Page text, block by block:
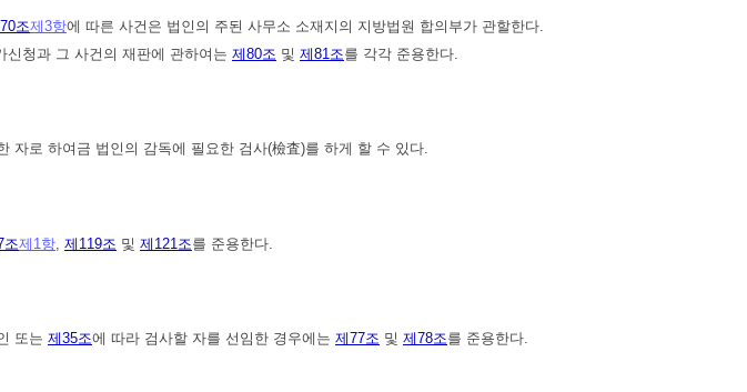
조제3항에 따른 사건은 법인의 주된 사무소 소재지의 지방법원 합의부가 관할한다.
신청과 그 사건의 재판에 관하여는 제80조 및 제81조를 각각 준용한다.
자로 하여금 법인의 감독에 필요한 검사(檢査)를 하게 할 수 있다.
조제1항 제119조 및 제121조를 준용한다.
또는 제35조에 따라 검사할 자를 선임한 경우에는 제77조 및 제78조를 준용한다.